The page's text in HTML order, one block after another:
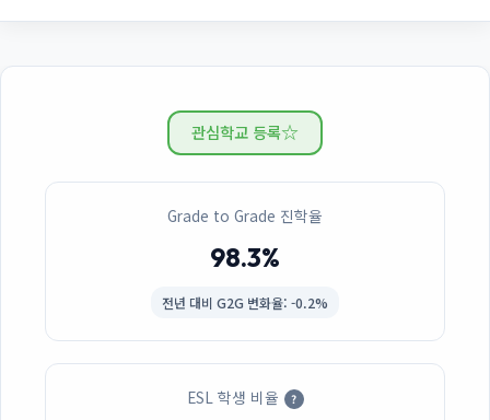
관심학교 등록☆
Grade to Grade 진학율
98.3%
전년 대비 G2G 변화율: -0.2%
ESL 학생 비율 ?